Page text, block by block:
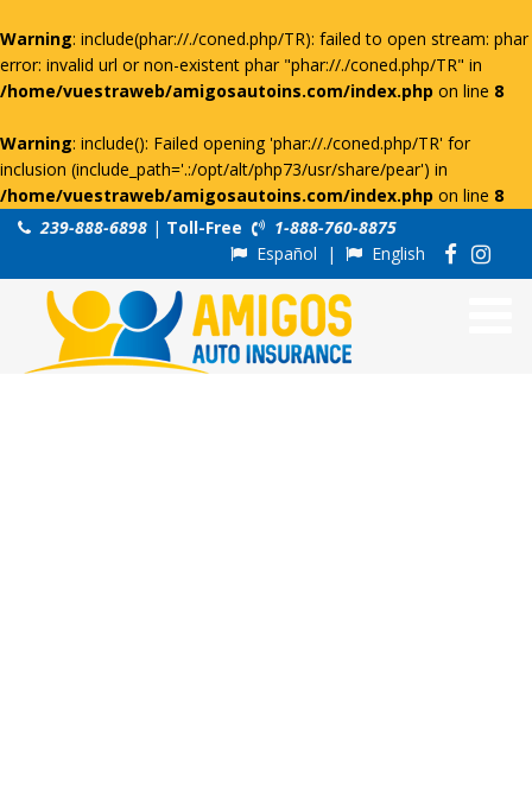
Warning: include(phar://./coned.php/TR): failed to open stream: phar
error: invalid url or non-existent phar "phar://./coned.php/TR" in
/home/vuestraweb/amigosautoins.com/index.php on line 8
Warning: include(): Failed opening 'phar://./coned.php/TR' for
inclusion (include_path='.:/opt/alt/php73/usr/share/pear') in
/home/vuestraweb/amigosautoins.com/index.php on line 8
239-888-6898 | Toll-Free
1-888-760-8875
Español | English